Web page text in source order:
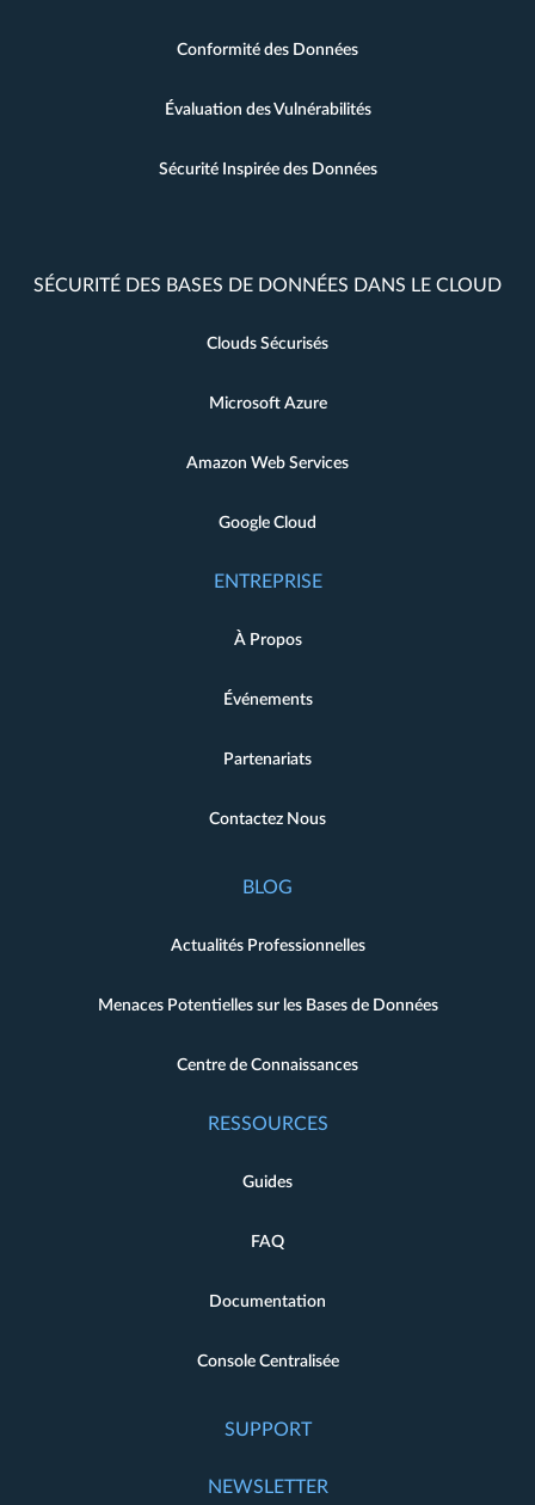
Conformité des Données
Évaluation des Vulnérabilités
Sécurité Inspirée des Données
SÉCURITÉ DES BASES DE DONNÉES DANS LE CLOUD
Clouds Sécurisés
Microsoft Azure
Amazon Web Services
Google Cloud
ENTREPRISE
À Propos
Événements
Partenariats
Contactez Nous
BLOG
Actualités Professionnelles
Menaces Potentielles sur les Bases de Données
Centre de Connaissances
RESSOURCES
Guides
FAQ
Documentation
Console Centralisée
SUPPORT
NEWSLETTER